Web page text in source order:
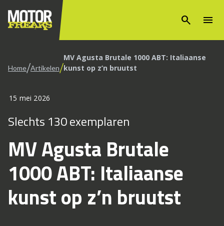
search menu
Home/Artikelen/MV Agusta Brutale 1000 ABT: Italiaanse
kunst op z’n bruutst
15 mei 2026
Slechts 130 exemplaren
MV Agusta Brutale
1000 ABT: Italiaanse
kunst op z’n bruutst